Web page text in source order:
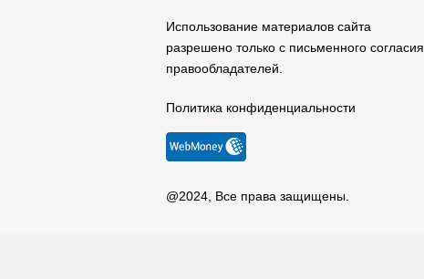
Использование материалов сайта
разрешено только с письменного согласия
правообладателей.
Политика конфиденциальности
@2024, Все права защищены.